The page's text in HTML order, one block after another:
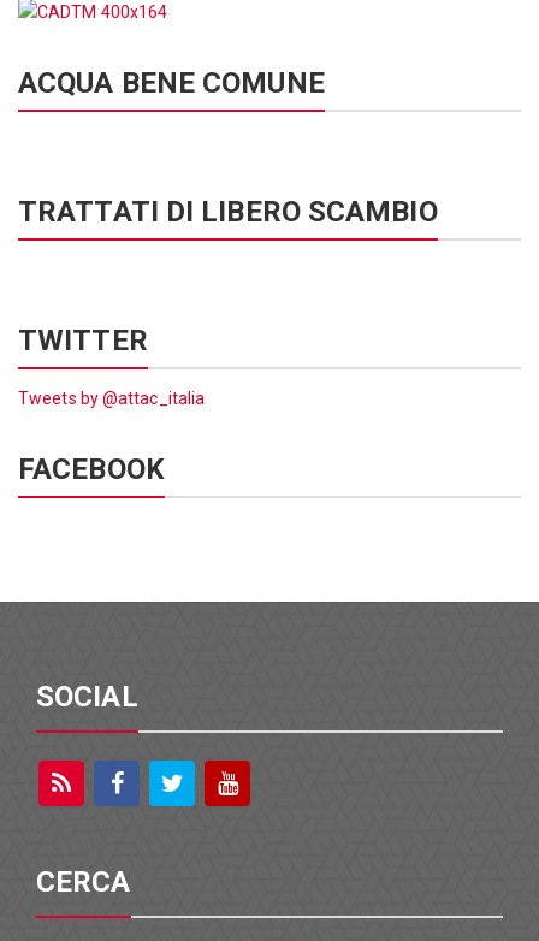
ACQUA BENE COMUNE
TRATTATI DI LIBERO SCAMBIO
TWITTER
Tweets by @attac_italia
FACEBOOK
SOCIAL
CERCA